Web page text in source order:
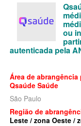
GNDI PLANO DE
INTERCLINICAS
KIPP PLANO DE
MED TOUR PLANO
ou
autenticada pela
Área de
Qsaúde Saúde
São Paulo
Região de
Leste / zona Oeste /